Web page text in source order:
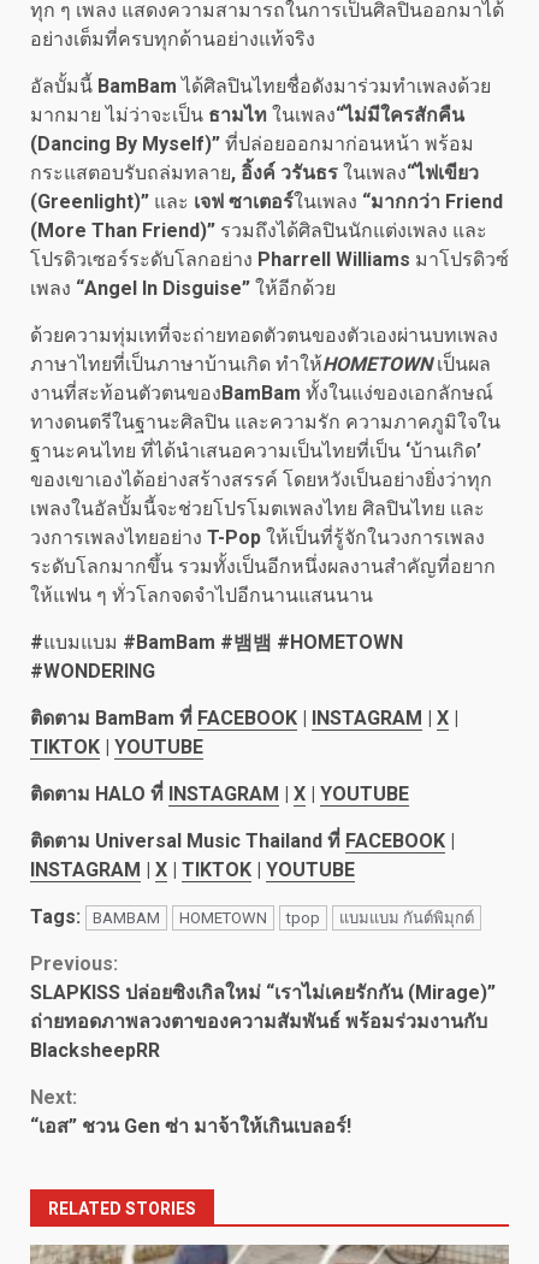
ทุก ๆ เพลง แสดงความสามารถในการเป็นศิลปินออกมาได้
อย่างเต็มที่ครบทุกด้านอย่างแท้จริง
อัลบั้มนี้ BamBamได้ศิลปินไทยชื่อดังมาร่วมทำเพลงด้วย
มากมาย ไม่ว่าจะเป็น ธามไท ในเพลง“ไม่มีใครสักคืน
(Dancing By Myself)” ที่ปล่อยออกมาก่อนหน้า พร้อม
กระแสตอบรับถล่มทลาย, อิ้งค์ วรันธร ในเพลง“ไฟเขียว
(Greenlight)” และ เจฟ ซาเตอร์ในเพลง “มากกว่า Friend
(More Than Friend)” รวมถึงได้ศิลปินนักแต่งเพลง และ
โปรดิวเซอร์ระดับโลกอย่าง Pharrell Williams มาโปรดิวซ์
เพลง “Angel In Disguise” ให้อีกด้วย
ด้วยความทุ่มเทที่จะถ่ายทอดตัวตนของตัวเองผ่านบทเพลง
ภาษาไทยที่เป็นภาษาบ้านเกิด ทำให้HOMETOWN เป็นผล
งานที่สะท้อนตัวตนของBamBam ทั้งในแง่ของเอกลักษณ์
ทางดนตรีในฐานะศิลปิน และความรัก ความภาคภูมิใจใน
ฐานะคนไทย ที่ได้นำเสนอความเป็นไทยที่เป็น ‘บ้านเกิด’
ของเขาเองได้อย่างสร้างสรรค์ โดยหวังเป็นอย่างยิ่งว่าทุก
เพลงในอัลบั้มนี้จะช่วยโปรโมตเพลงไทย ศิลปินไทย และ
วงการเพลงไทยอย่าง T-Pop ให้เป็นที่รู้จักในวงการเพลง
ระดับโลกมากขึ้น รวมทั้งเป็นอีกหนึ่งผลงานสำคัญที่อยาก
ให้แฟน ๆ ทั่วโลกจดจำไปอีกนานแสนนาน
#แบมแบม #BamBam #뱀뱀 #HOMETOWN
#WONDERING
ติดตาม BamBam ที่ FACEBOOK | INSTAGRAM | X |
TIKTOK | YOUTUBE
ติดตาม HALO ที่ INSTAGRAM | X | YOUTUBE
ติดตาม Universal Music Thailand ที่ FACEBOOK |
INSTAGRAM | X | TIKTOK | YOUTUBE
Tags: BAMBAM HOMETOWN tpop แบมแบม กันต์พิมุกต์
Continue
Reading
Previous:
SLAPKISS ปล่อยซิงเกิลใหม่ “เราไม่เคยรักกัน (Mirage)”
ถ่ายทอดภาพลวงตาของความสัมพันธ์ พร้อมร่วมงานกับ
BlacksheepRR
Next:
“เอส” ชวน Gen ซ่า มาจ้าให้เกินเบลอร์!
RELATED STORIES